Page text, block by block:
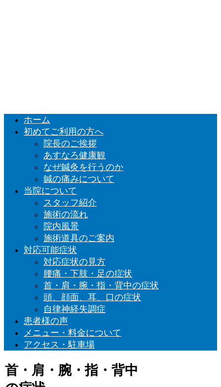
ホーム
初めてご利用の方へ
院長のご挨拶
あすなろ健康観
なぜ鍼灸を行うのか
鍼の痛みについて
当院について
スタッフ紹介
施術の流れ
院内風景
施術道具のご案内
対応可能症状
対応症状の見方
腰痛・下肢・足の症状
首・肩・腕・指・背中の症状
頭、顔面、耳、口の症状
自律神経失調症
患者様の声
メニュー・料金について
アクセス・駐車場
首・肩・腕・指・背中